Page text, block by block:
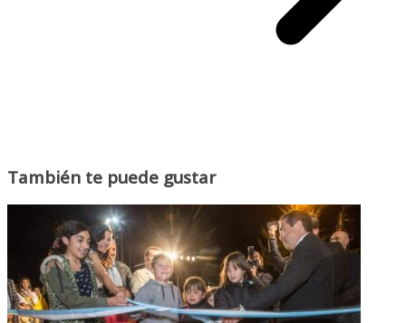
También te puede gustar